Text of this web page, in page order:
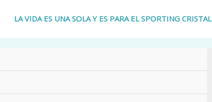
LA VIDA ES UNA SOLA Y ES PARA EL SPORTING CRISTAL